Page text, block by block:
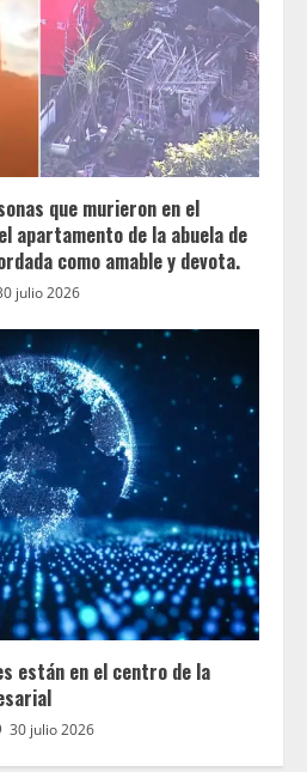
que murieron en el
apartamento de la abuela de
como amable y devota.
julio 2026
están en el centro de la
30 julio 2026